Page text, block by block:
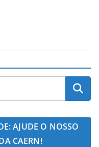
AJUDE O NOSSO
CAERN!